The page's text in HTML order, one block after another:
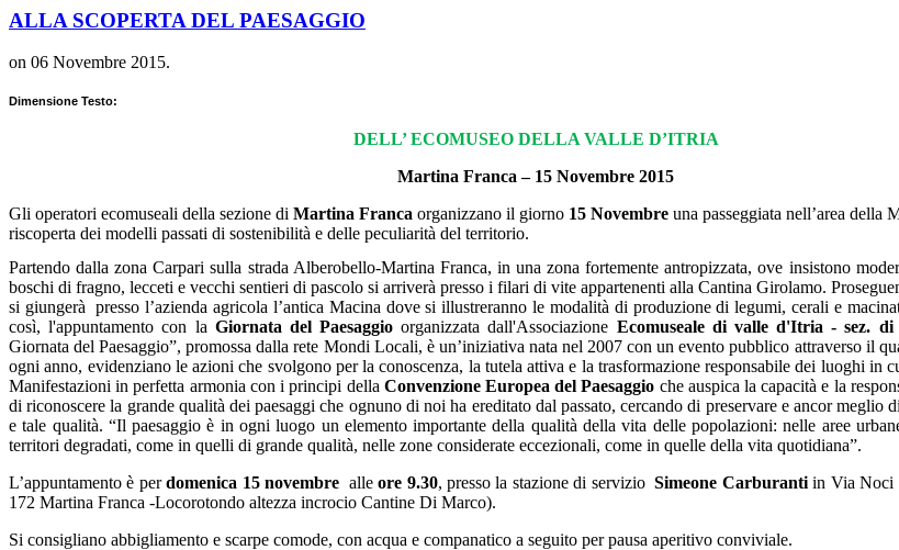
ALLA SCOPERTA DEL PAESAGGIO
on 06 Novembre 2015.
Dimensione Testo:
DELL’ ECOMUSEO DELLA VALLE D’ITRIA
Martina Franca – 15 Novembre 2015
Gli operatori ecomuseali della sezione di Martina Franca organizzano il giorno 15 Novembre una passeggiata nell’area della
riscoperta dei modelli passati di sostenibilità e delle peculiarità del territorio.
Partendo dalla zona Carpari sulla strada Alberobello-Martina Franca, in una zona fortemente antropizzata, ove insistono
boschi di fragno, lecceti e vecchi sentieri di pascolo si arriverà presso i filari di vite appartenenti alla Cantina Girolamo.
si giungerà presso l’azienda agricola l’antica Macina dove si illustreranno le modalità di produzione di legumi, cerali e
così, l'appuntamento con la Giornata del Paesaggioorganizzata dall'Associazione Ecomuseale di valle d'Itria - sez.
Giornata del Paesaggio”, promossa dalla rete Mondi Locali, è un’iniziativa nata nel 2007 con un evento pubblico attraverso il
ogni anno, evidenziano le azioni che svolgono per la conoscenza, la tutela attiva e la trasformazione responsabile dei luoghi in
Manifestazioni in perfetta armonia con i principi della Convenzione Europea del Paesaggio che auspicala capacità e la
di riconoscere la grande qualità dei paesaggi che ognuno di noi ha ereditato dal passato, cercando di preservare e ancor meglio
e tale qualità. “Il paesaggio è in ogni luogo un elemento importante della qualità della vita delle popolazioni: nelle aree
territori degradati, come in quelli di grande qualità, nelle zone considerate eccezionali, come in quelle della vita quotidiana”.
L’appuntamento è perdomenica 15 novembre alleore 9.30, presso la stazione di servizio Simeone Carburantiin Via Noci
172 Martina Franca -Locorotondo altezza incrocio Cantine Di Marco).
Si consigliano abbigliamento e scarpe comode, con acqua e companatico a seguito per pausa aperitivo conviviale.